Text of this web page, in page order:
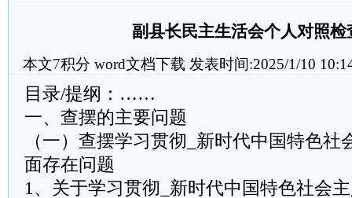
副县长民主生活会个人对照检
本文7积分 word文档下载 发表时间:2025/1/10
目录/提纲：……
一、查摆的主要问题
（一）查摆学习贯彻_新时代中国特色社
面存在问题
1、关于学习贯彻_新时代中国特色社会